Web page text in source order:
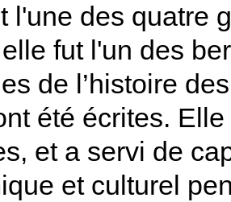
l'une des quatre
fut l'un des
de l’histoire
été écrites.
et a servi de
et culturel